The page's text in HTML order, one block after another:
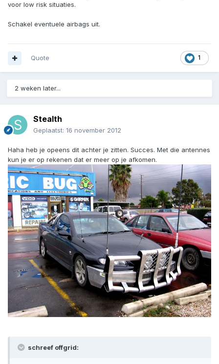
voor low risk situaties.
Schakel eventuele airbags uit.
1
Quote
2 weken later...
Stealth
Geplaatst: 16 november 2012
Haha heb je opeens dit achter je zitten. Succes. Met die antennes
kun je er op rekenen dat er meer op je afkomen.
schreef offgrid: